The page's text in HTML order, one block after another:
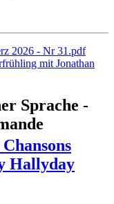
2026 - Nr 31.pdf
mit Jonathan
Hallyday